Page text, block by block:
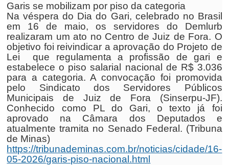
Garis se mobilizam por piso da categoria
Na véspera do Dia do Gari, celebrado no Brasil
em 16 de maio, os servidores do Demlurb
realizaram um ato no Centro de Juiz de Fora. O
objetivo foi reivindicar a aprovação do Projeto de
Lei que regulamenta a profissão de gari e
estabelece o piso salarial nacional de R$ 3.036
para a categoria. A convocação foi promovida
pelo Sindicato dos Servidores Públicos
Municipais de Juiz de Fora (Sinserpu-JF).
Conhecido como PL do Gari, o texto já foi
aprovado na Câmara dos Deputados e
atualmente tramita no Senado Federal. (Tribuna
de Minas)
https://tribunademinas.com.br/noticias/cidade/16-
05-2026/garis-piso-nacional.html